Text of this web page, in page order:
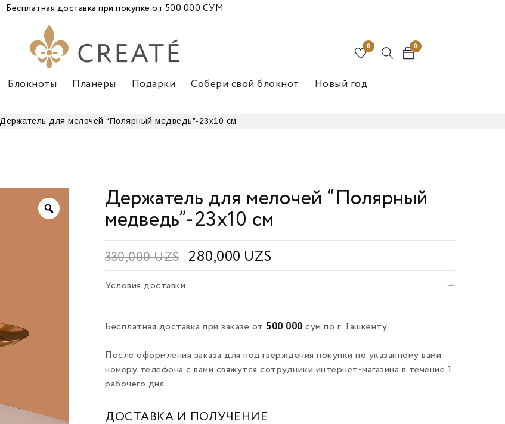
Бесплатная доставка при покупке от 500 000 СУМ
0
0
Блокноты Планеры Подарки Собери свой блокнот
Новый год
Держатель для мелочей “Полярный медведь”-23х10 см
Держатель для мелочей “Полярный
медведь”-23х10 см
330,000UZS 280,000 UZS
Условия доставки
Бесплатная доставка при заказе от500 000 сум по г. Ташкенту
После оформления заказа для подтверждения покупки по указанному вами
номеру телефона с вами свяжутся сотрудники интернет-магазина в течение 1
рабочего дня.
ДОСТАВКА И ПОЛУЧЕНИЕ